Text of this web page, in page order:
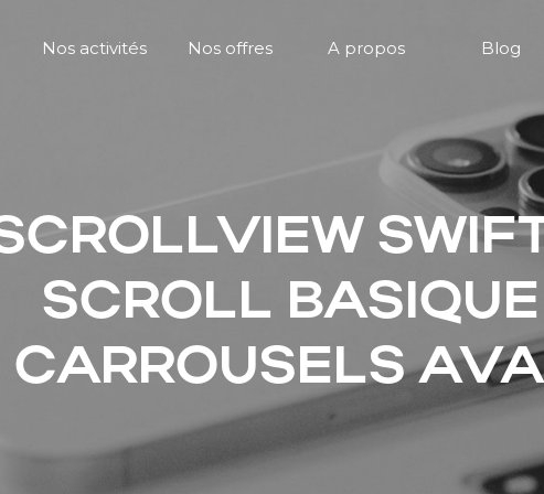
Nos activités Nos offres A propos Blog
SCROLL
CARROUSELS